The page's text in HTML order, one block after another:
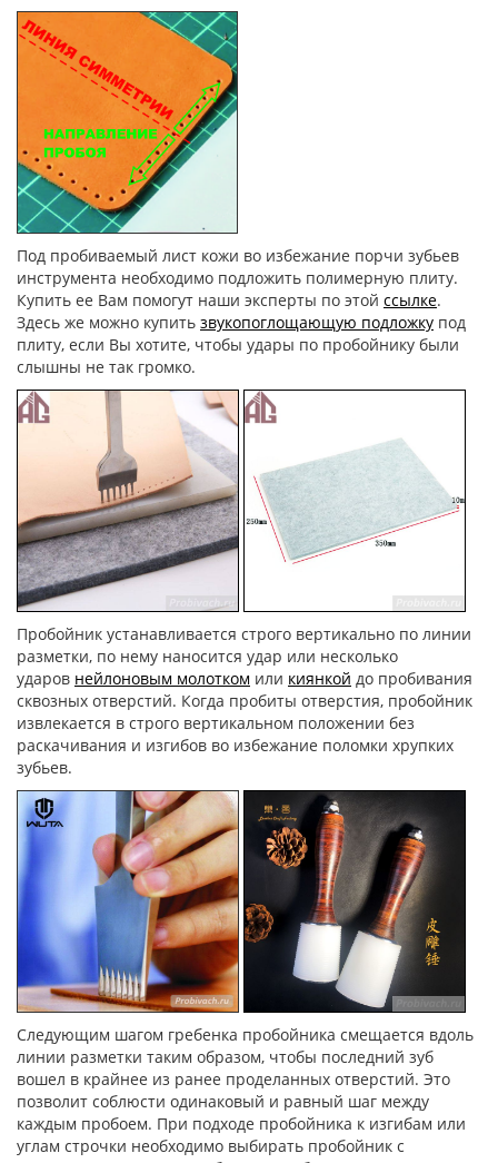
Под пробиваемый лист кожи во избежание порчи зубьев
инструмента необходимо подложить полимерную плиту.
Купить ее Вам помогут наши эксперты по этой ссылке.
Здесь же можно купить звукопоглощающую подложку под
плиту, если Вы хотите, чтобы удары по пробойнику были
слышны не так громко.
Пробойник устанавливается строго вертикально по линии
разметки, по нему наносится удар или несколько
ударов нейлоновым молотком или киянкой до пробивания
сквозных отверстий. Когда пробиты отверстия, пробойник
извлекается в строго вертикальном положении без
раскачивания и изгибов во избежание поломки хрупких
зубьев.
Следующим шагом гребенка пробойника смещается вдоль
линии разметки таким образом, чтобы последний зуб
вошел в крайнее из ранее проделанных отверстий. Это
позволит соблюсти одинаковый и равный шаг между
каждым пробоем. При подходе пробойника к изгибам или
углам строчки необходимо выбирать пробойник с